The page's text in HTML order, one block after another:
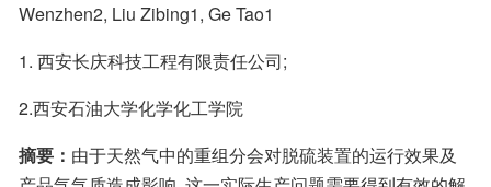
Wenzhen2, Liu Zibing1, Ge Tao1
1. 西安长庆科技工程有限责任公司;
2.西安石油大学化学化工学院
摘要： 由于天然气中的重组分会对脱硫装置的运行效果及